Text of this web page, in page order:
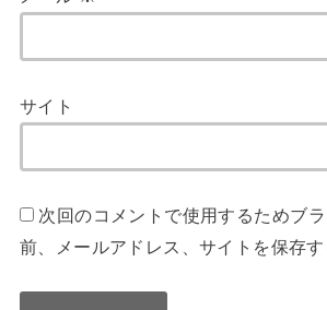
サイト
次回のコメントで使用するためブ
前、メールアドレス、サイトを保存す